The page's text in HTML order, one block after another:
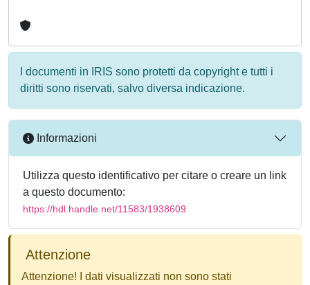
I documenti in IRIS sono protetti da copyright e tutti i
diritti sono riservati, salvo diversa indicazione.
Informazioni
Utilizza questo identificativo per citare o creare un link
a questo documento:
https://hdl.handle.net/11583/1938609
Attenzione
Attenzione! I dati visualizzati non sono stati